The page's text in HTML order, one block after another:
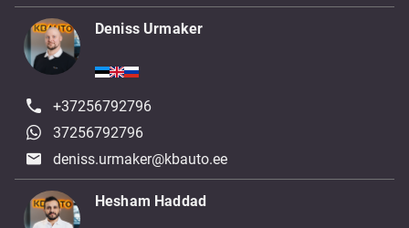
Deniss Urmaker
+37256792796
37256792796
deniss.urmaker@kbauto.ee
Hesham Haddad